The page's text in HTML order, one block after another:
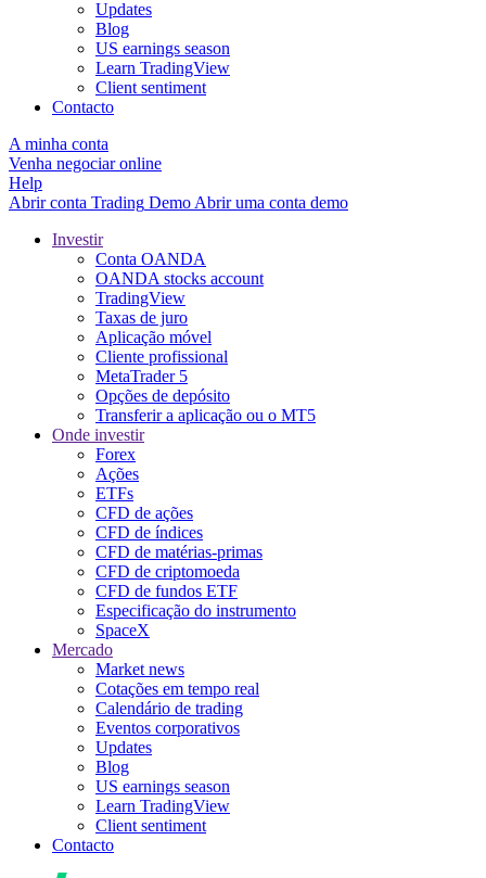
Updates
Blog
US earnings season
Learn TradingView
Client sentiment
Contacto
A minha conta
Venha negociar online
Help
Abrir conta Trading Demo Abrir uma conta demo
Investir
Conta OANDA
OANDA stocks account
TradingView
Taxas de juro
Aplicação móvel
Cliente profissional
MetaTrader 5
Opções de depósito
Transferir a aplicação ou o MT5
Onde investir
Forex
Ações
ETFs
CFD de ações
CFD de índices
CFD de matérias-primas
CFD de criptomoeda
CFD de fundos ETF
Especificação do instrumento
SpaceX
Mercado
Market news
Cotações em tempo real
Calendário de trading
Eventos corporativos
Updates
Blog
US earnings season
Learn TradingView
Client sentiment
Contacto